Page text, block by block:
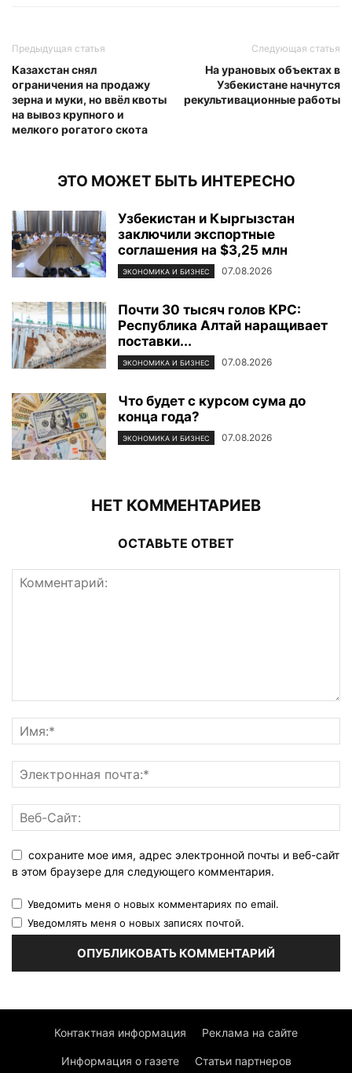
Предыдущая статья
Казахстан снял
ограничения на продажу
зерна и муки, но ввёл квоты
на вывоз крупного и
мелкого рогатого скота
Следующая статья
На урановых объектах в
Узбекистане начнутся
рекультивационные работы
ЭТО МОЖЕТ БЫТЬ ИНТЕРЕСНО
Узбекистан и Кыргызстан
заключили экспортные
соглашения на $3,25 млн
ЭКОНОМИКА И БИЗНЕС 07.08.2026
Почти 30 тысяч голов КРС:
Республика Алтай наращивает
поставки...
ЭКОНОМИКА И БИЗНЕС 07.08.2026
Что будет с курсом сума до
конца года?
ЭКОНОМИКА И БИЗНЕС 07.08.2026
НЕТ КОММЕНТАРИЕВ
ОСТАВЬТЕ ОТВЕТ
сохраните мое имя, адрес электронной почты и веб-сайт
в этом браузере для следующего комментария.
Уведомить меня о новых комментариях по email.
Уведомлять меня о новых записях почтой.
Контактная информация Реклама на сайте
Информация о газете Статьи партнеров